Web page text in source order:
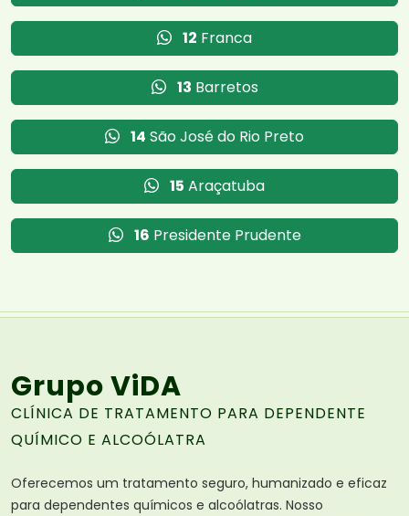
12 Franca
13 Barretos
14 São José do Rio Preto
15 Araçatuba
16 Presidente Prudente
Grupo ViDA
CLÍNICA DE TRATAMENTO PARA DEPENDENTE
QUÍMICO E ALCOÓLATRA
Oferecemos um tratamento seguro, humanizado e eficaz
para dependentes químicos e alcoólatras. Nosso